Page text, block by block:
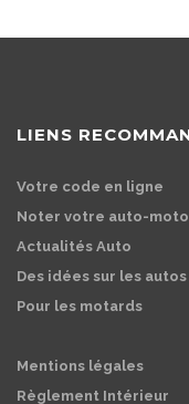
LIENS
Votre code en ligne
Noter votre auto-
Actualités Auto
Des idées sur les autos
Pour les motards
Mentions légales
Règlement Intérieur